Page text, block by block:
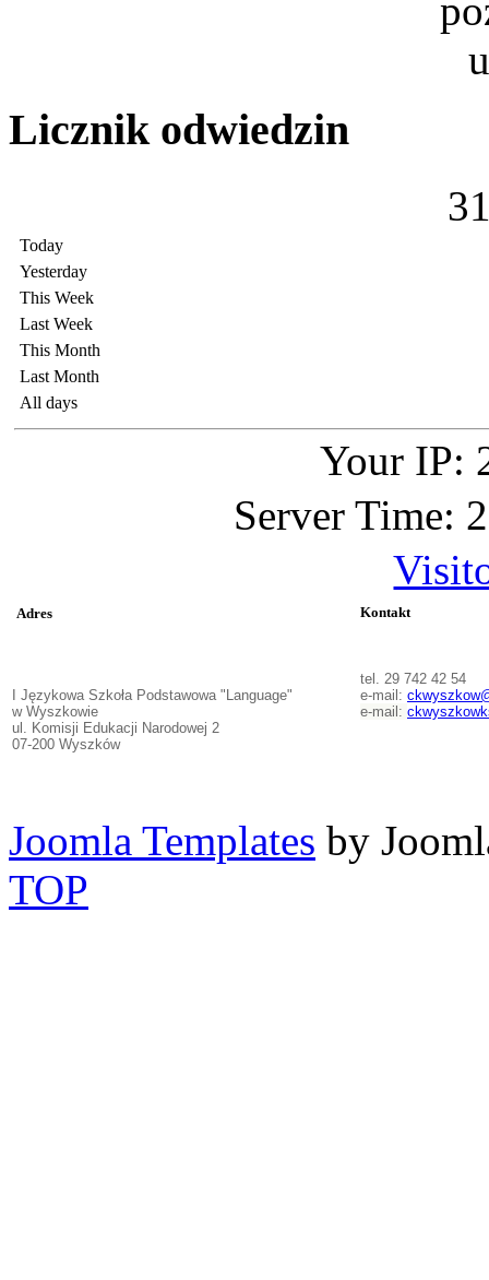
Licznik odwiedzin
3
Today
Yesterday
This Week
Last Week
This Month
Last Month
All days
Your IP:
Server Time:
Adres Kontakt
I Językowa Szkoła Podstawowa "Language"
w Wyszkowie
ul. Komisji Edukacji Narodowej 2
07-200 Wyszków
tel. 29 742 42 54
e-mail:
e-mail:
Joomla Templates by
TOP